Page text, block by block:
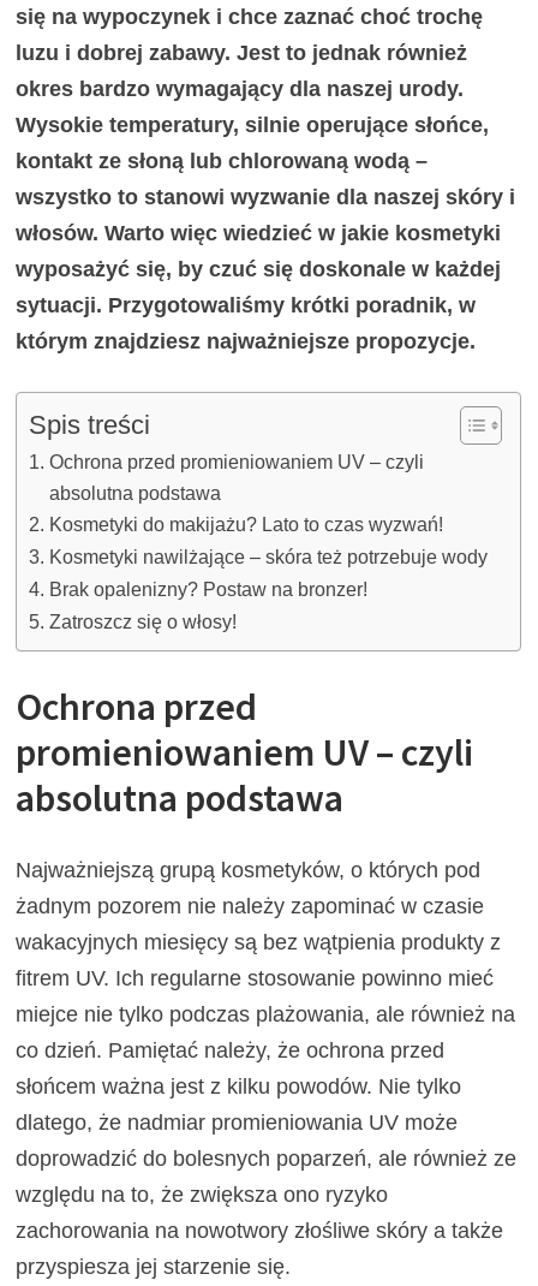
się na wypoczynek i chce zaznać choć trochę
luzu i dobrej zabawy. Jest to jednak również
okres bardzo wymagający dla naszej urody.
Wysokie temperatury, silnie operujące słońce,
kontakt ze słoną lub chlorowaną wodą –
wszystko to stanowi wyzwanie dla naszej skóry i
włosów. Warto więc wiedzieć w jakie kosmetyki
wyposażyć się, by czuć się doskonale w każdej
sytuacji. Przygotowaliśmy krótki poradnik, w
którym znajdziesz najważniejsze propozycje.
Spis treści
Ochrona przed promieniowaniem UV – czyli
absolutna podstawa
Kosmetyki do makijażu? Lato to czas wyzwań!
Kosmetyki nawilżające – skóra też potrzebuje wody
Brak opalenizny? Postaw na bronzer!
Zatroszcz się o włosy!
Ochrona przed
promieniowaniem UV – czyli
absolutna podstawa
Najważniejszą grupą kosmetyków, o których pod
żadnym pozorem nie należy zapominać w czasie
wakacyjnych miesięcy są bez wątpienia produkty z
fitrem UV. Ich regularne stosowanie powinno mieć
miejce nie tylko podczas plażowania, ale również na
co dzień. Pamiętać należy, że ochrona przed
słońcem ważna jest z kilku powodów. Nie tylko
dlatego, że nadmiar promieniowania UV może
doprowadzić do bolesnych poparzeń, ale również ze
względu na to, że zwiększa ono ryzyko
zachorowania na nowotwory złośliwe skóry a także
przyspiesza jej starzenie się.